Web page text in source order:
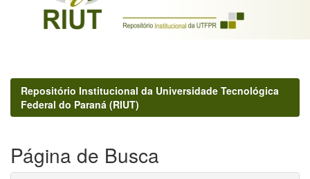
Repositório Institucional da Universidade Tecnológica
Federal do Paraná (RIUT)
Página de Busca